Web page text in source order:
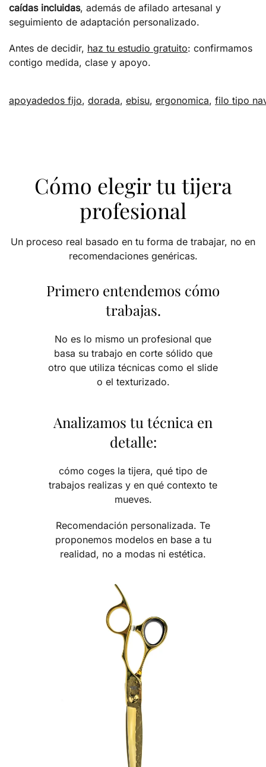
caídas incluidas, además de afilado artesanal y
seguimiento de adaptación personalizado.
Antes de decidir, haz tu estudio gratuito: confirmamos
contigo medida, clase y apoyo.
apoyadedos fijo, dorada, ebisu, ergonomica, filo tipo
Cómo elegir tu tijera
profesional
Un proceso real basado en tu forma de trabajar, no en
recomendaciones genéricas.
Primero entendemos cómo
trabajas.
No es lo mismo un profesional que
basa su trabajo en corte sólido que
otro que utiliza técnicas como el slide
o el texturizado.
Analizamos tu técnica en
detalle:
cómo coges la tijera, qué tipo de
trabajos realizas y en qué contexto te
mueves.
Recomendación personalizada. Te
proponemos modelos en base a tu
realidad, no a modas ni estética.